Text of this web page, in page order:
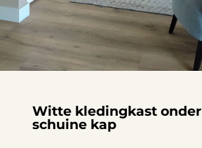
Witte kledingkast onder
schuine kap